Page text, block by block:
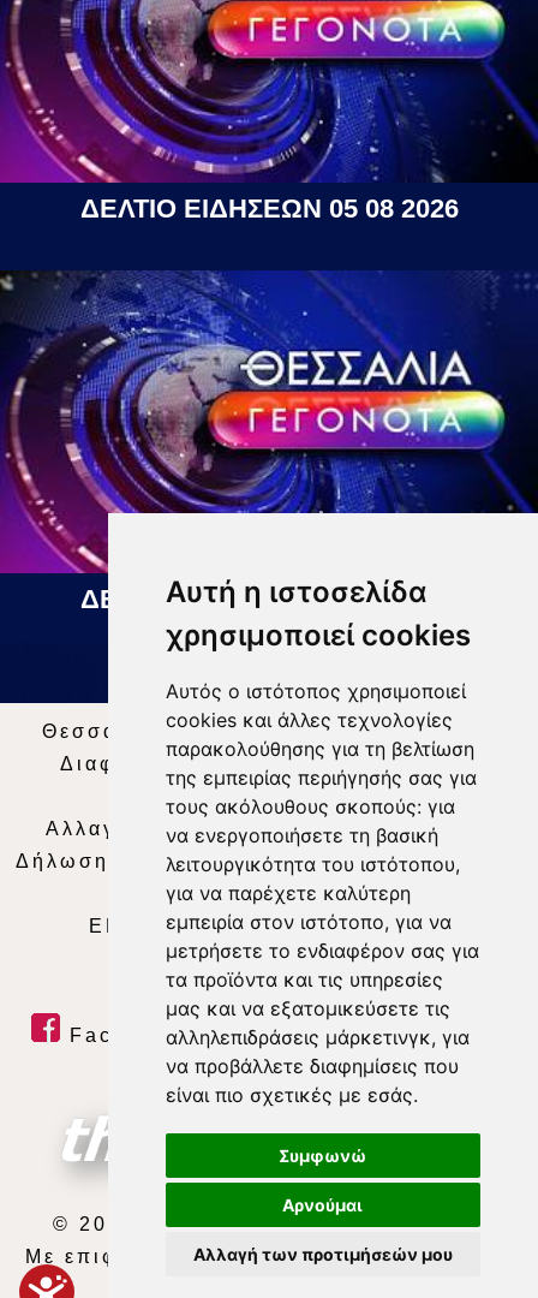
Αυτή η ιστοσελίδα
χρησιμοποιεί cookies
Αυτός ο ιστότοπος χρησιμοποιεί
cookies και άλλες τεχνολογίες
παρακολούθησης για τη βελτίωση
της εμπειρίας περιήγησής σας για
τους ακόλουθους σκοπούς: για
να ενεργοποιήσετε τη βασική
λειτουργικότητα του ιστότοπου,
για να παρέχετε καλύτερη
εμπειρία στον ιστότοπο, για να
μετρήσετε το ενδιαφέρον σας για
τα προϊόντα και τις υπηρεσίες
μας και να εξατομικεύσετε τις
αλληλεπιδράσεις μάρκετινγκ, για
να προβάλλετε διαφημίσεις που
είναι πιο σχετικές με εσάς.
Συμφωνώ
Αρνούμαι
Αλλαγή των προτιμήσεών μου
ΔΕΛΤΙΟ ΕΙΔΗΣΕΩΝ 05 08 2026
ΔΕΛΤΙΟ ΕΙΔΗΣΕΩΝ 06 08 2026
Θεσσαλία Τηλεόραση|SNG Services
Διαφήμιση | Όροι Χρήσης |Δήλωση
Απορρήτου |
Περιεχόμενο
Αλλαγή Προτιμήσεων για τα Cookies
Δήλωση συμμόρφωσης με τη σύσταση (ΕΕ)
2018/334|Ταυτότητα
ΕΝΗΜΕΡΩΣΗ |WEB TV| LIVE
Facebook| Twitter | Youtube
RSS Feed
© 2026 ΘΕΣΣΑΛΙΑ ΤΗΛΕΟΡΑΣΗ Α.Ε.
Με επιφύλαξη κάθε νόμιμου δικαιώματος.